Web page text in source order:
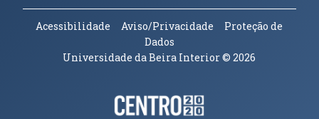
Acessibilidade Aviso/Privacidade
Proteção de
Dados
Universidade da Beira Interior© 2026
Parceiros e Financiadores